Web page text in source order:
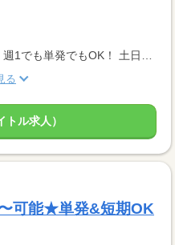
る
ル求人）
可能★単発&短期OK